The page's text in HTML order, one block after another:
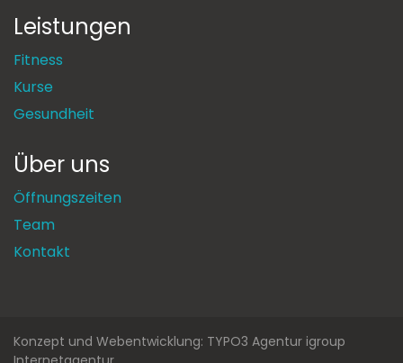
Leistungen
Fitness
Kurse
Gesundheit
Über uns
Öffnungszeiten
Team
Kontakt
Konzept und Webentwicklung: TYPO3 Agentur igroup